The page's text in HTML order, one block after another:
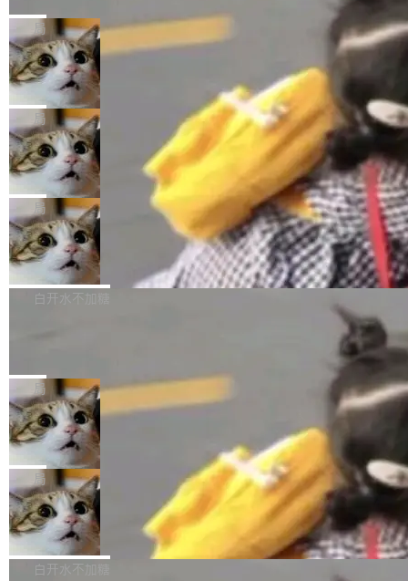
“启蒙老师”。 而今年，恰好是雷霄骅离世十周
年。FFmpeg 社区最终选择用一个大版本的名
字，留下了这份纪念。 雷霄骅曾是中国传媒大学
数字电视技术方向的博士生，长期从事视频、音
频技...
编写程序，目标是完成电商平台作者信息与商品
列表的数据匹配 —— 一项常规的数据处理任
务，最终却产生了 180 万美元的账单，实际支出
超出原定预算 860%。 更令人意外的是，该项目
最终并未成功落地，而高额算力消耗持续运行长
达 5 个月，公司直到财务对账时才察觉异常。这
意味着一个无人看管的 AI 程序，在近半年时间
里日夜不停地"烧钱"。 复盘显示，...
e CEO Clément Delangue 在 CNBC 的采访里
没有拐弯抹角。他说中国正在赢得 AI 竞赛，而
且按目前的速度，中国 AI 工具预计在今年底或
2027 年就能追上美国前沿实验室的水平。 Dela
ngue 把原因归结为一件事：开放协作。中国的
AI 开发者在一个共享和协作的生态里加速迭代，
而美国模型厂商在"闭门造车"。他的原话是 "buil
ding in silos"——各自为战，互不通气。 这个判
断从他嘴里说出来分量不同。Hugging Face 是
全球最大的开源 AI 平台，上面跑着上百万个模
型。谁在开源赛道上领先，...
局
当 AI agent 把源码变成了最好的扩展系
统，开发者工具必须开源
五年前，David Crawshaw 问过很多软件工程师
一个问题：你写过什么给自己用的程序？答案几
乎都是没有。工程师们整天用别人写的程序写程
序给别人用。偶尔有人自己写个博客系统、智能
家居控制、家庭实验室，都算稀奇事。 Crawsh
aw 是 Shelley 的作者，一个开源 AI coding age
nt。他最近在博客上写了一篇文章，核心论点很
简单：开发者工具必须开源。 理由不是传统的自
由软件情怀，而是一个跟 AI agent 直接相关的
技术判断。 两行 prompt 就能个性化任何软件 C
局
DeepSeek Harness 宣布内测邀请，全
网最大规模开源 Agent 路演现场诞生
一条内测招募帖，发出去的时候大概没人想到它
会变成一场开源 Agent 生态的路演。 8月1日，
DeepSeek Harness 团队负责人崔添翼（tiany
i）在 X 上发帖： 「如果你是 Agent Harness 相
关开源项目的开发者，希望参加 DeepSeek Har
ness 的内测，可以回复或私信联系我。请附上
Harness 负责把能力落到真实环境中——调用工
具、读写文件、管理上下文、处理错误、完成闭
环。崔添翼招人的标...
局
商汤 SenseNova U1.5-Lite-Preview
开源
商汤科技宣布面向社区开源轻量级统一多模态模
型的预览版本 SenseNova U1.5-Lite-Preview。
理解、推理、生成与编辑，还仅以 8B-MoT 的轻
量大小，将能力推进到4K、更精细的真实质感、
更复杂的视觉控制和可持续迭代编辑。 相比 U
1，U1.5-Lite-Preview 在以下方向上带来了显著
提升： 原生支持4K图像生成； 更精细的局部纹
理、细节与真实世界质感； 更准确的中英文文字
生成与复杂版式组织； 更稳定的图...
白开水不加糖
nap。这次是 hwctl——一个用来检查 Ubuntu
硬件认证状态的命令行工具。 Canonical 工程师
Alan Griffiths 在邮件列表中说得很直白：「hwc
tl 是一个 Ubuntu 专有的包，它和它的依赖项都
是 Ubuntu 专有的，不会用在其他发行版上。」
所以 deb 版本的受众实际上为零。既然只有 Ub
untu 用户在用，那用 snap 打包就没什么可纠结
的。 从 deb 到 snap 的迁移路径 hwctl 是 rust-
hwlib 硬件 API 库的一部分，命令行工具负责查
局
Dario Amodei 担心新人来 Anthropic
只为金钱，不为使命
顶级 AI 研究员在两家公司之间来回跳，中间只
隔了几天。 Lilian Weng 上周刚宣布因健康原因
离开 Thinking Machines Lab，说自己作为联合
创始人的角色「太累了」。几天后，The Inform
ation 就曝出她将重回 OpenAI，负责递归自我
改进方向的研究。她是 Thinking Machines 过
局
FFmpeg 9.0 发布
FFmpeg 9.0 现已发布，包含多项改进。官方更
新日志列出的 9.0 版本主要更新内容如下： 扩
白开水不加糖